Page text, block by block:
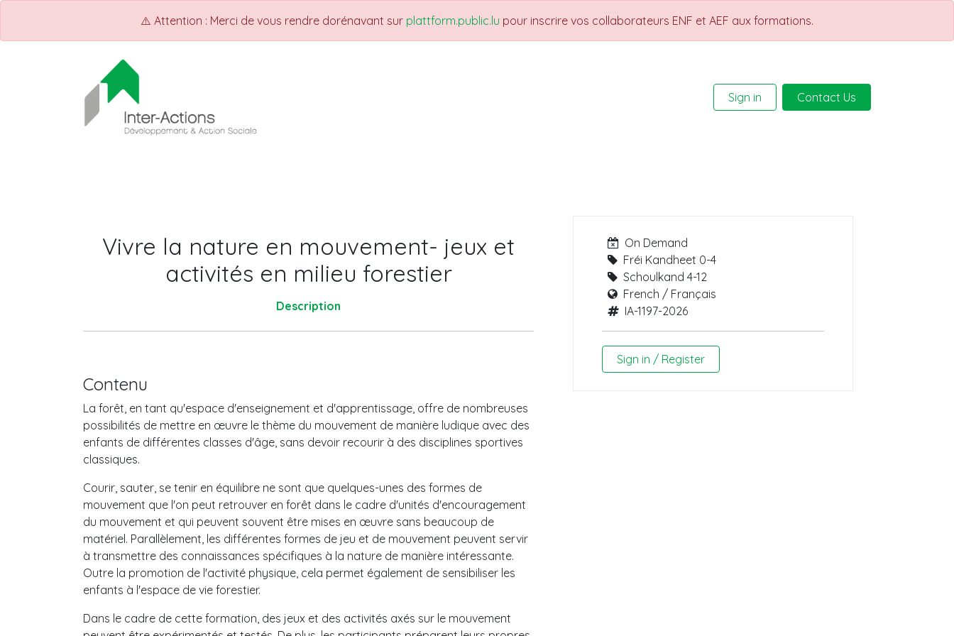
⚠️ Attention : Merci de vous rendre dorénavant sur plattform.public.lu pour inscrire vos collaborateurs ENF et AEF aux formations.
Sign in Contact Us
Vivre la nature en mouvement- jeux et
activités en milieu forestier
Description
Contenu
La forêt, en tant qu'espace d'enseignement et d'apprentissage, offre de nombreuses
possibilités de mettre en œuvre le thème du mouvement de manière ludique avec des
enfants de différentes classes d'âge, sans devoir recourir à des disciplines sportives
classiques.
Courir, sauter, se tenir en équilibre ne sont que quelques-unes des formes de
mouvement que l'on peut retrouver en forêt dans le cadre d'unités d'encouragement
du mouvement et qui peuvent souvent être mises en œuvre sans beaucoup de
matériel. Parallèlement, les différentes formes de jeu et de mouvement peuvent servir
à transmettre des connaissances spécifiques à la nature de manière intéressante.
Outre la promotion de l'activité physique, cela permet également de sensibiliser les
enfants à l'espace de vie forestier.
Dans le cadre de cette formation, des jeux et des activités axés sur le mouvement
On Demand
Fréi Kandheet 0-4
Schoulkand 4-12
French / Français
IA-1197-2026
Sign in / Register